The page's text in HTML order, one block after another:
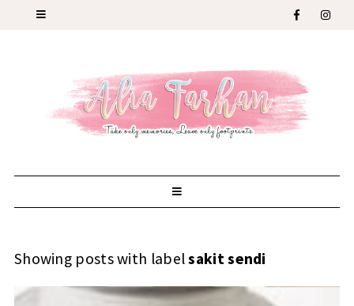
Showing posts with labelsakit sendi